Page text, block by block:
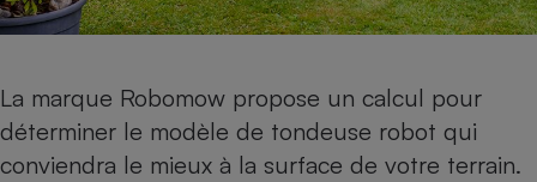
La marque Robomow propose un calcul pour
déterminer le modèle de tondeuse robot qui
conviendra le mieux à la surface de votre terrain.